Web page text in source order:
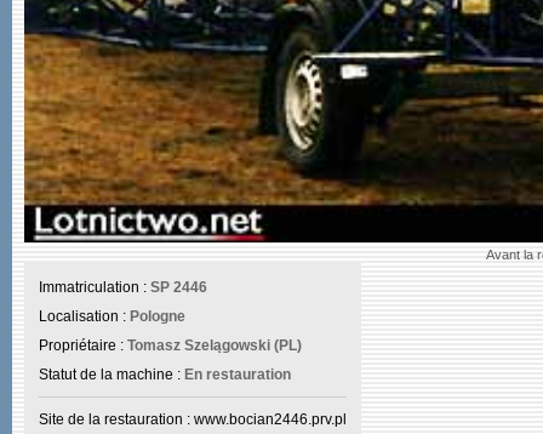
Avant la
Immatriculation : SP 2446
Localisation : Pologne
Propriétaire : Tomasz Szelągowski (PL)
Statut de la machine : En restauration
Site de la restauration : www.bocian2446.prv.pl